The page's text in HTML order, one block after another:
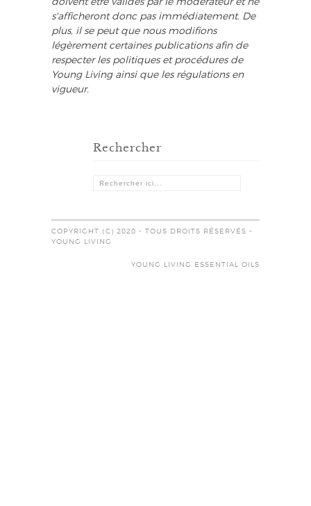
s'afficheront donc pas immédiatement. De
plus, il se peut que nous modifions
légèrement certaines publications afin de
respecter les politiques et procédures de
Young Living ainsi que les régulations en
vigueur.
Rechercher
COPYRIGHT (C) 2020 - TOUS DROITS RÉSERVÉS -
YOUNG LIVING
YOUNG LIVING ESSENTIAL OILS